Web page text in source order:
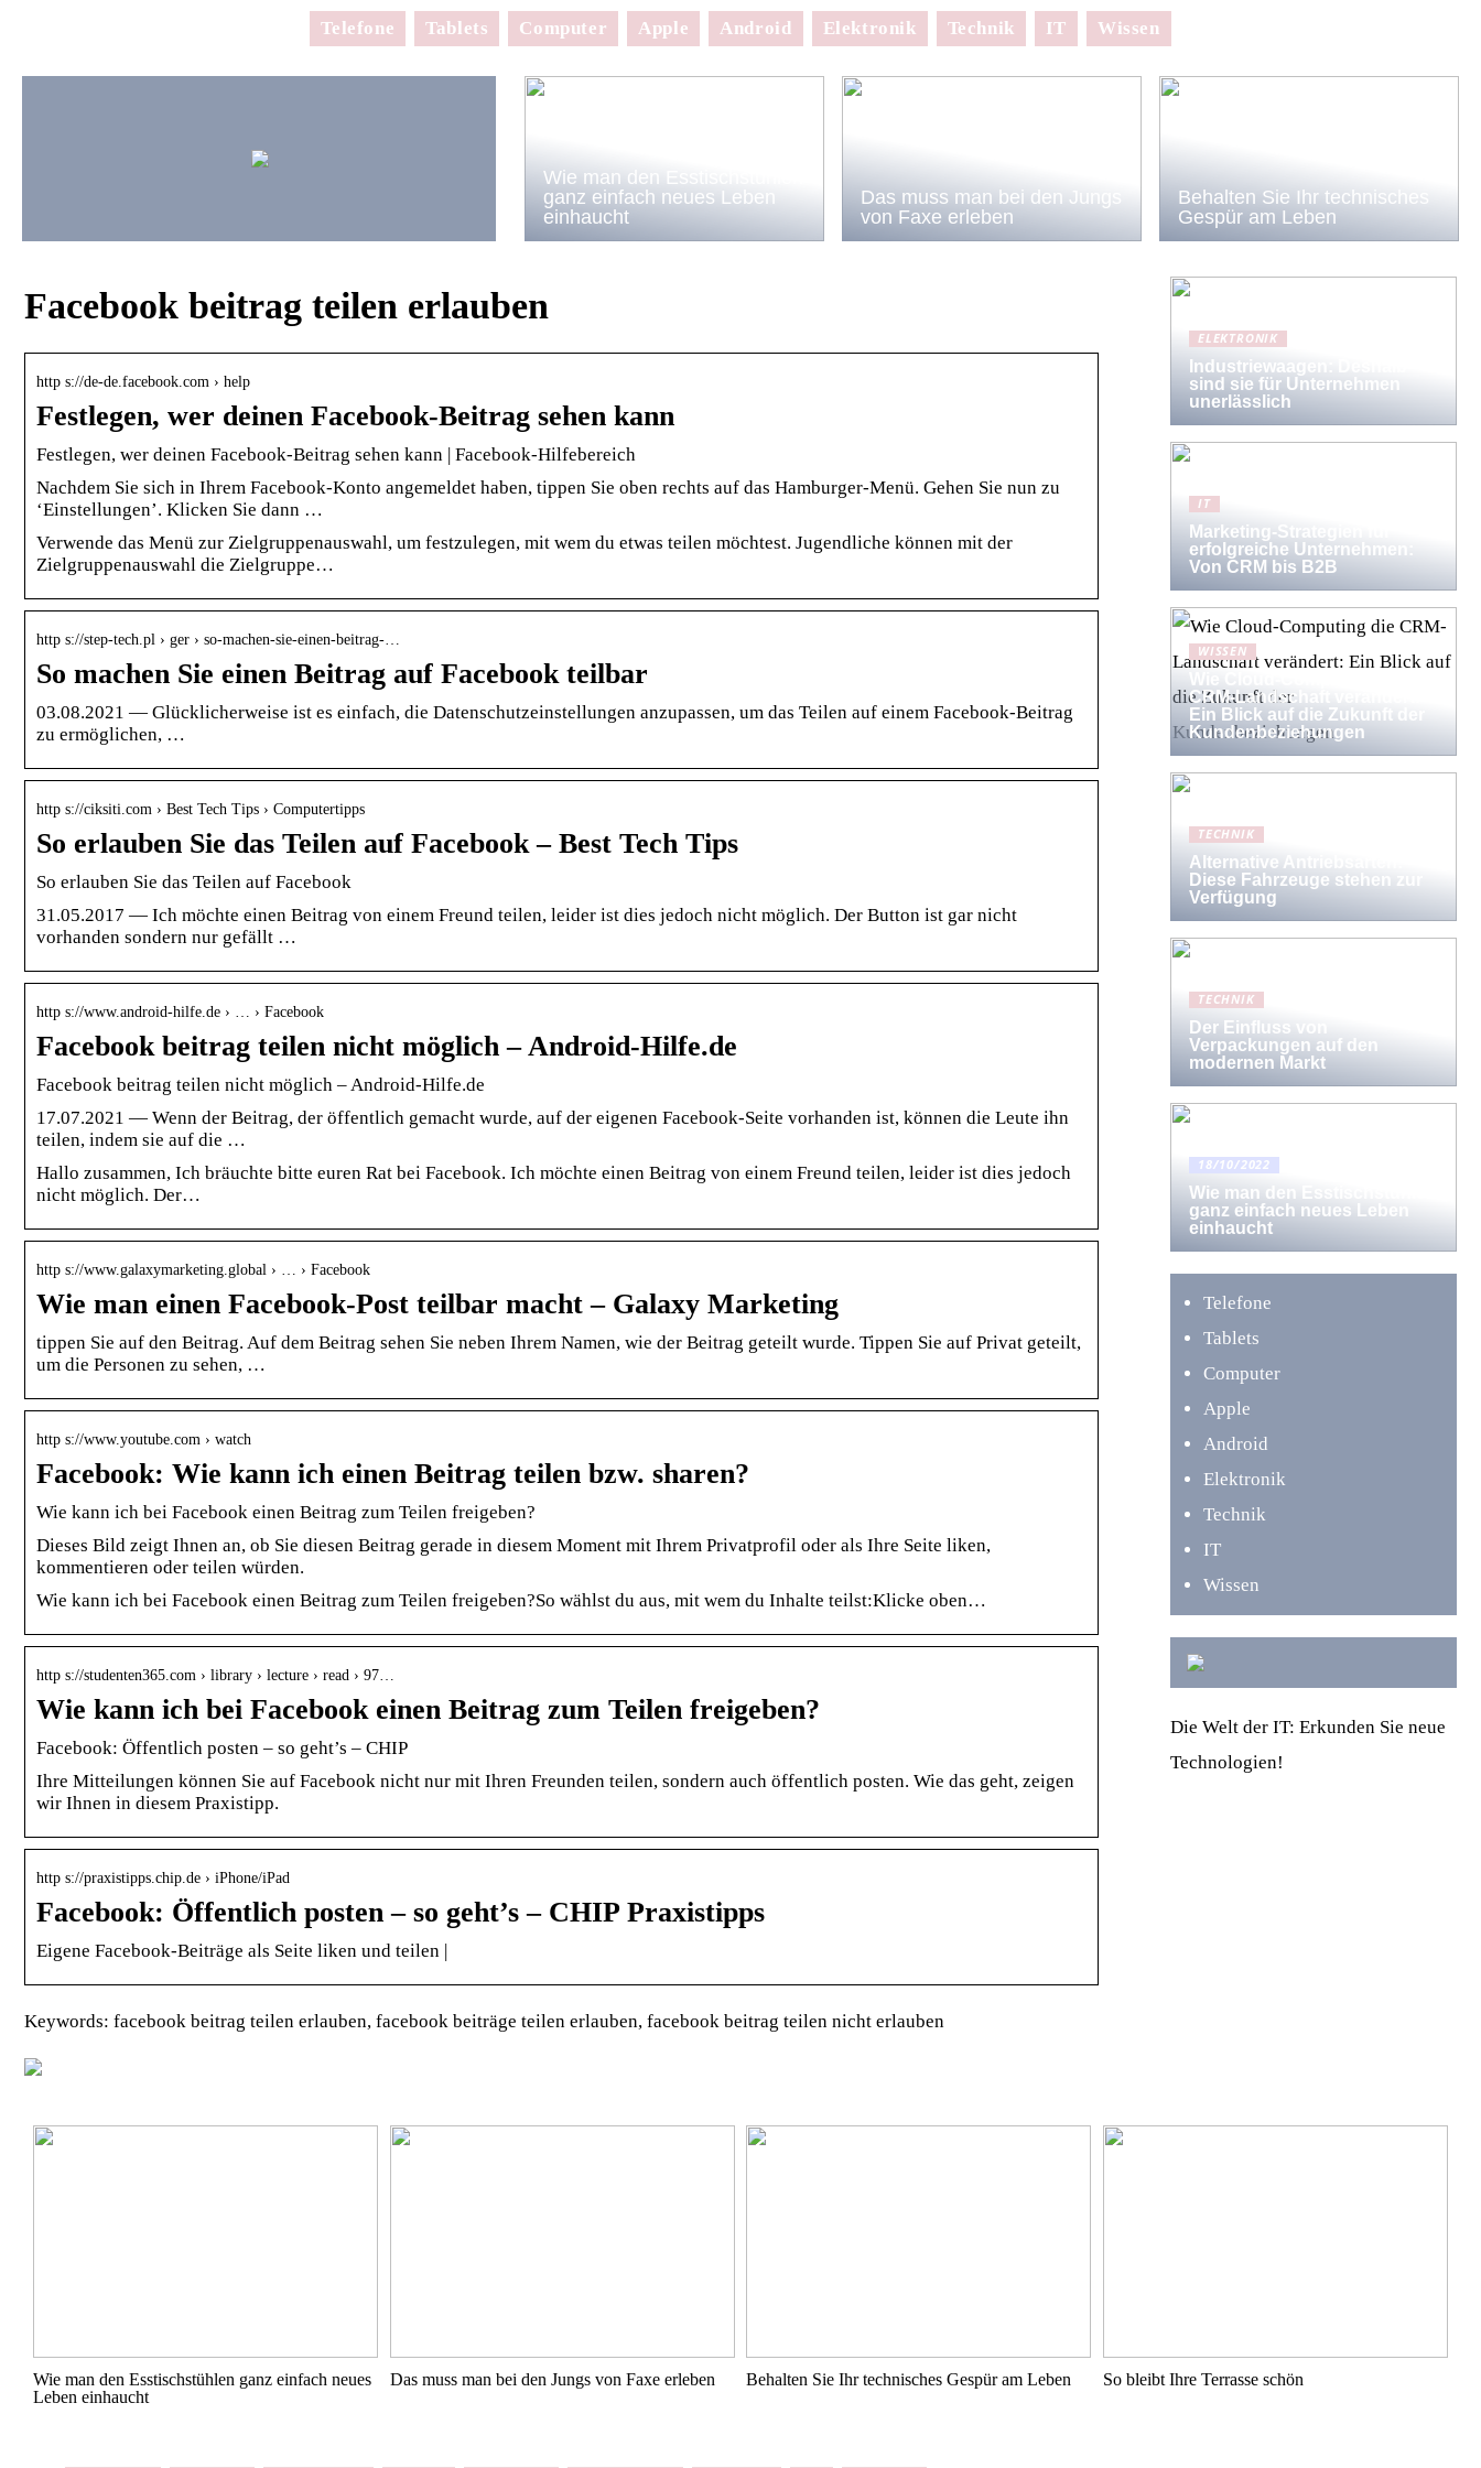
Telefone Tablets Computer Apple Android Elektronik Technik IT Wissen
Wie man den Esstischstühlen
ganz einfach neues Leben
einhaucht
Das muss man bei den Jungs
von Faxe erleben
Behalten Sie Ihr technisches
Gespür am Leben
Facebook beitrag teilen erlauben
http s://de-de.facebook.com › help
Festlegen, wer deinen Facebook-Beitrag sehen kann
Festlegen, wer deinen Facebook-Beitrag sehen kann | Facebook-Hilfebereich
Nachdem Sie sich in Ihrem Facebook-Konto angemeldet haben, tippen Sie oben rechts auf das Hamburger-Menü. Gehen Sie nun zu
‘Einstellungen’. Klicken Sie dann …
Verwende das Menü zur Zielgruppenauswahl, um festzulegen, mit wem du etwas teilen möchtest. Jugendliche können mit der
Zielgruppenauswahl die Zielgruppe…
http s://step-tech.pl › ger › so-machen-sie-einen-beitrag-…
So machen Sie einen Beitrag auf Facebook teilbar
03.08.2021 — Glücklicherweise ist es einfach, die Datenschutzeinstellungen anzupassen, um das Teilen auf einem Facebook-Beitrag
zu ermöglichen, …
http s://ciksiti.com › Best Tech Tips › Computertipps
So erlauben Sie das Teilen auf Facebook – Best Tech Tips
So erlauben Sie das Teilen auf Facebook
31.05.2017 — Ich möchte einen Beitrag von einem Freund teilen, leider ist dies jedoch nicht möglich. Der Button ist gar nicht
vorhanden sondern nur gefällt …
http s://www.android-hilfe.de › … › Facebook
Facebook beitrag teilen nicht möglich – Android-Hilfe.de
Facebook beitrag teilen nicht möglich – Android-Hilfe.de
17.07.2021 — Wenn der Beitrag, der öffentlich gemacht wurde, auf der eigenen Facebook-Seite vorhanden ist, können die Leute ihn
teilen, indem sie auf die …
Hallo zusammen, Ich bräuchte bitte euren Rat bei Facebook. Ich möchte einen Beitrag von einem Freund teilen, leider ist dies jedoch
nicht möglich. Der…
http s://www.galaxymarketing.global › … › Facebook
Wie man einen Facebook-Post teilbar macht – Galaxy Marketing
tippen Sie auf den Beitrag. Auf dem Beitrag sehen Sie neben Ihrem Namen, wie der Beitrag geteilt wurde. Tippen Sie auf Privat geteilt,
um die Personen zu sehen, …
http s://www.youtube.com › watch
Facebook: Wie kann ich einen Beitrag teilen bzw. sharen?
Wie kann ich bei Facebook einen Beitrag zum Teilen freigeben?
Dieses Bild zeigt Ihnen an, ob Sie diesen Beitrag gerade in diesem Moment mit Ihrem Privatprofil oder als Ihre Seite liken,
kommentieren oder teilen würden.
Wie kann ich bei Facebook einen Beitrag zum Teilen freigeben?So wählst du aus, mit wem du Inhalte teilst:Klicke oben…
http s://studenten365.com › library › lecture › read › 97…
Wie kann ich bei Facebook einen Beitrag zum Teilen freigeben?
Facebook: Öffentlich posten – so geht’s – CHIP
Ihre Mitteilungen können Sie auf Facebook nicht nur mit Ihren Freunden teilen, sondern auch öffentlich posten. Wie das geht, zeigen
wir Ihnen in diesem Praxistipp.
http s://praxistipps.chip.de › iPhone/iPad
Facebook: Öffentlich posten – so geht’s – CHIP Praxistipps
Eigene Facebook-Beiträge als Seite liken und teilen |
Keywords: facebook beitrag teilen erlauben, facebook beiträge teilen erlauben, facebook beitrag teilen nicht erlauben
ELEKTRONIK
Industriewaagen: Deshalb
sind sie für Unternehmen
unerlässlich
IT
Marketing-Strategien für
erfolgreiche Unternehmen:
Von CRM bis B2B
WISSEN
Wie Cloud-Computing die
CRM-Landschaft verändert:
Ein Blick auf die Zukunft der
Kundenbeziehungen
TECHNIK
Alternative Antriebsarten:
Diese Fahrzeuge stehen zur
Verfügung
TECHNIK
Der Einfluss von
Verpackungen auf den
modernen Markt
18/10/2022
Wie man den Esstischstühlen
ganz einfach neues Leben
einhaucht
Telefone
Tablets
Computer
Apple
Android
Elektronik
Technik
IT
Wissen
Die Welt der IT: Erkunden Sie neue
Technologien!
Wie man den Esstischstühlen ganz einfach neues
Leben einhaucht
Das muss man bei den Jungs von Faxe erleben Behalten Sie Ihr technisches Gespür am Leben So bleibt Ihre Terrasse schön